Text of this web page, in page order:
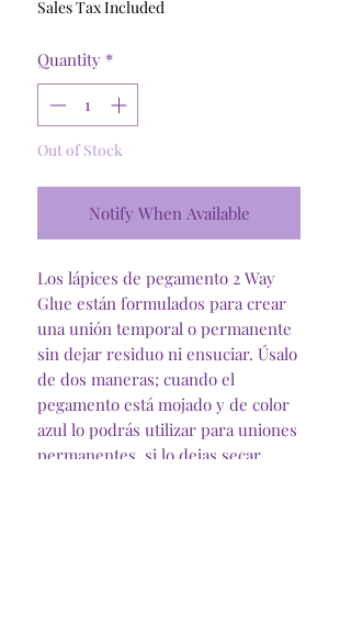
Sales Tax Included
Quantity *
Out of Stock
Notify When Available
Los lápices de pegamento 2 Way
Glue están formulados para crear
una unión temporal o permanente
sin dejar residuo ni ensuciar. Úsalo
de dos maneras; cuando el
pegamento está mojado y de color
azul lo podrás utilizar para uniones
permanentes, si lo dejas secar